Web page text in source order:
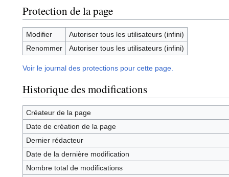
Protection de la page
Modifier
Autoriser tous les utilisateurs (infini)
Renommer
Autoriser tous les utilisateurs (infini)
Voir le journal des protections pour cette page.
Historique des modifications
Créateur de la page
Date de création de la page
Dernier rédacteur
Date de la dernière modification
Nombre total de modifications